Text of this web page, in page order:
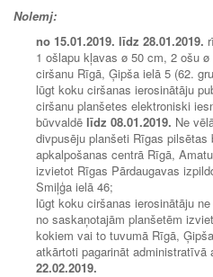
Nolemj:
no 15.01.2019. līdz 28.01.2019.
1 ošlapu kļavas ø 50 cm, 2 ošu
ciršanu Rīgā, Ģipša ielā 5 (62.
lūgt koku ciršanas ierosinātāju
ciršanu planšetes elektroniski
būvvaldē līdz 08.01.2019. Ne
divpusēju planšeti Rīgas
apkalpošanas centrā Rīgā,
izvietot Rīgas Pārdaugavas
Smiļģa ielā 46;
lūgt koku ciršanas ierosinātāju
no saskaņotajām planšetēm
kokiem vai to tuvumā Rīgā,
atkārtoti pagarināt administratīvā
22.02.2019.